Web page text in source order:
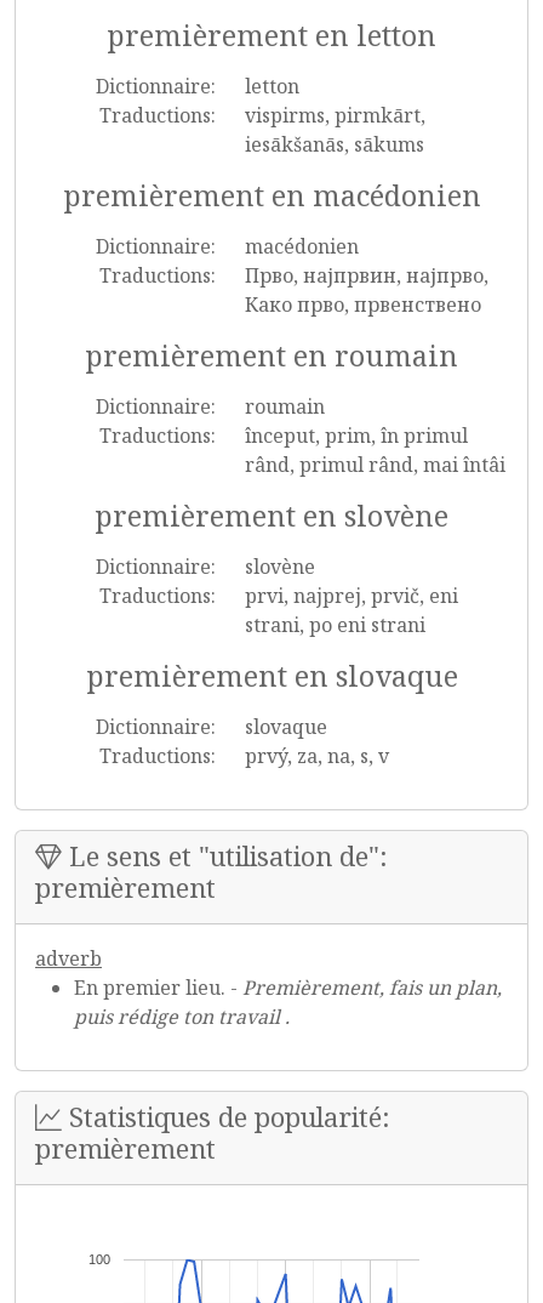
premièrement en letton
Dictionnaire:
letton
Traductions:
vispirms, pirmkārt,
iesākšanās, sākums
premièrement en macédonien
Dictionnaire:
macédonien
Traductions:
Прво, најпрвин, најпрво,
Како прво, првенствено
premièrement en roumain
Dictionnaire:
roumain
Traductions:
început, prim, în primul
rând, primul rând, mai întâi
premièrement en slovène
Dictionnaire:
slovène
Traductions:
prvi, najprej, prvič, eni
strani, po eni strani
premièrement en slovaque
Dictionnaire:
slovaque
Traductions:
prvý, za, na, s, v
Le sens et "utilisation de":
premièrement
adverb
En premier lieu. - Premièrement, fais un plan,
puis rédige ton travail .
Statistiques de popularité:
premièrement
100